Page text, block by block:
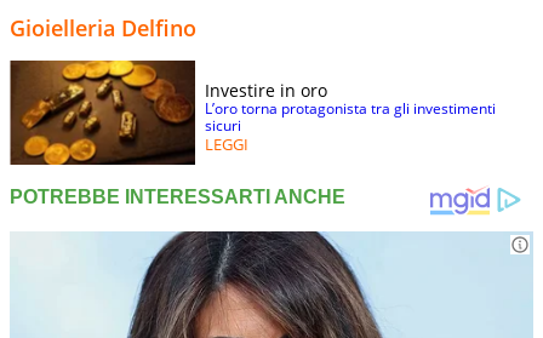
Gioielleria Delfino
Investire in oro
L’oro torna protagonista tra gli investimenti
sicuri
LEGGI